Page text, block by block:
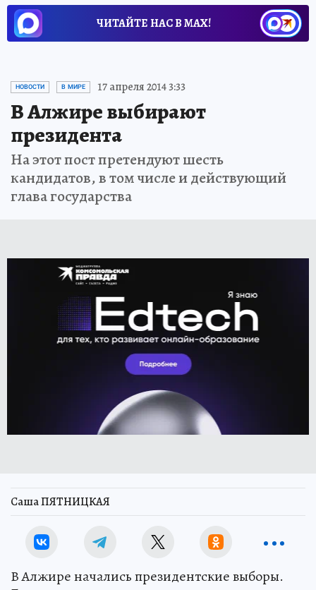
ЧИТАЙТЕ НАС В МАХ!
НОВОСТИ В МИРЕ 17 апреля 2014 3:33
В Алжире выбирают
президента
На этот пост претендуют шесть
кандидатов, в том числе и действующий
глава государства
Саша ПЯТНИЦКАЯ
В Алжире начались президентские выборы.